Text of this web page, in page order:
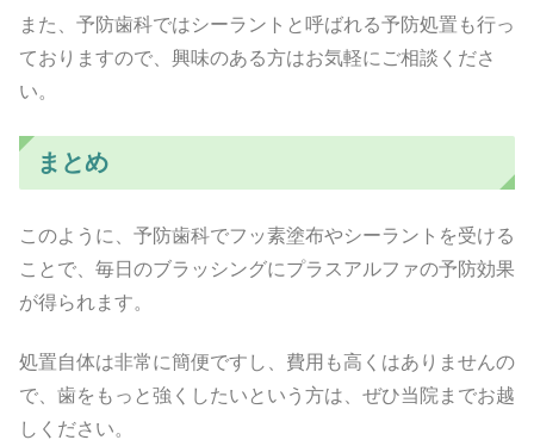
また、予防歯科ではシーラントと呼ばれる予防処置も行っ
ておりますので、興味のある方はお気軽にご相談くださ
い。
まとめ
このように、予防歯科でフッ素塗布やシーラントを受ける
ことで、毎日のブラッシングにプラスアルファの予防効果
が得られます。
処置自体は非常に簡便ですし、費用も高くはありませんの
で、歯をもっと強くしたいという方は、ぜひ当院までお越
しください。